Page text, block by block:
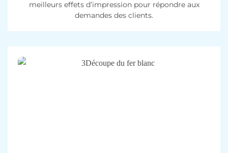
meilleurs effets d’impression pour répondre aux
demandes des clients.